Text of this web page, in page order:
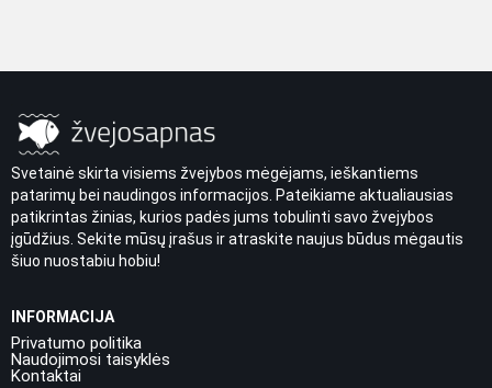
Svetainė skirta visiems žvejybos mėgėjams, ieškantiems
patarimų bei naudingos informacijos. Pateikiame aktualiausias
patikrintas žinias, kurios padės jums tobulinti savo žvejybos
įgūdžius. Sekite mūsų įrašus ir atraskite naujus būdus mėgautis
šiuo nuostabiu hobiu!
INFORMACIJA
Privatumo politika
Naudojimosi taisyklės
Kontaktai